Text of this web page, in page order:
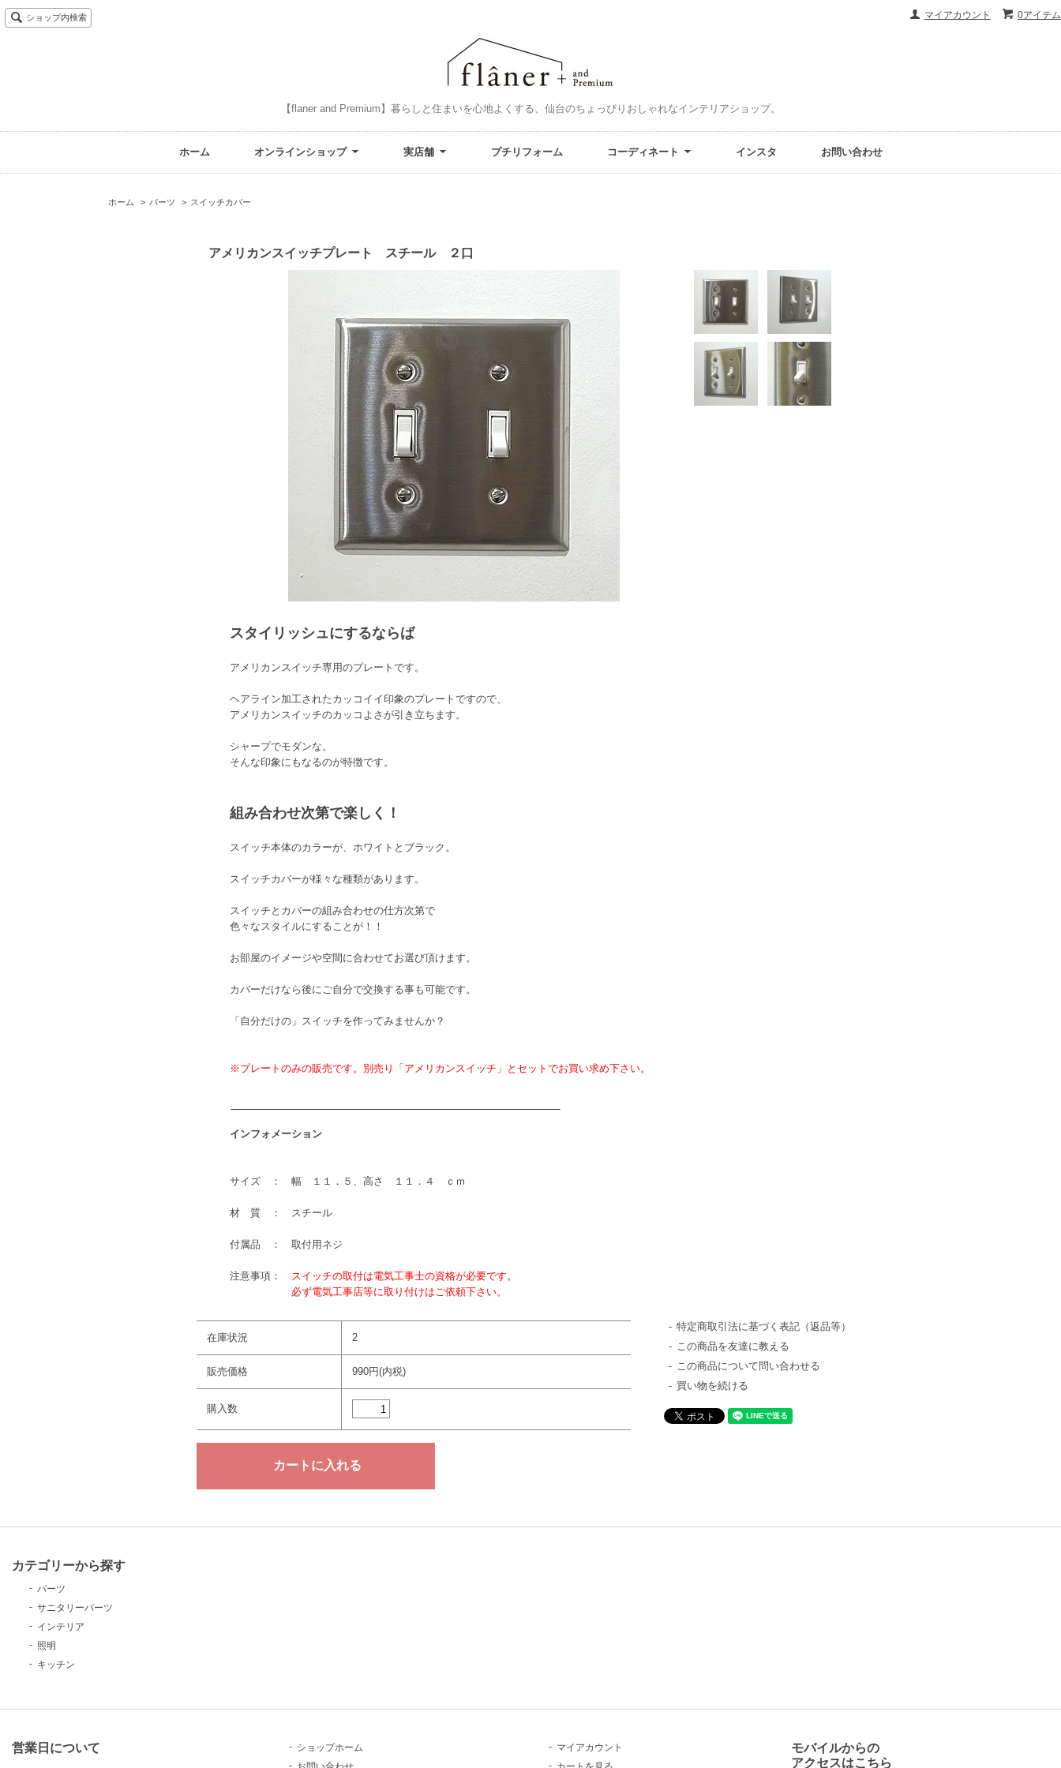
0アイテム
マイアカウント
ショップ内検索
【flaner and Premium】暮らしと住まいを心地よくする、仙台のちょっぴりおしゃれなインテリアショップ。
ホーム オンラインショップ 実店舗 プチリフォーム コーディネート インスタ お問い合わせ
ホーム > パーツ > スイッチカバー
アメリカンスイッチプレート スチール ２口
スタイリッシュにするならば
アメリカンスイッチ専用のプレートです。
ヘアライン加工されたカッコイイ印象のプレートですので、
アメリカンスイッチのカッコよさが引き立ちます。
シャープでモダンな。
そんな印象にもなるのが特徴です。
組み合わせ次第で楽しく！
スイッチ本体のカラーが、ホワイトとブラック。
スイッチカバーが様々な種類があります。
スイッチとカバーの組み合わせの仕方次第で
色々なスタイルにすることが！！
お部屋のイメージや空間に合わせてお選び頂けます。
カバーだけなら後にご自分で交換する事も可能です。
「自分だけの」スイッチを作ってみませんか？
※プレートのみの販売です。別売り「アメリカンスイッチ」とセットでお買い求め下さい。
インフォメーション
サイズ ： 幅 １１．５、高さ １１．４ ｃｍ
材 質 ： スチール
付属品 ： 取付用ネジ
注意事項：
スイッチの取付は電気工事士の資格が必要です。
必ず電気工事店等に取り付けはご依頼下さい。
在庫状況 2
販売価格 990円(内税)
購入数
特定商取引法に基づく表記（返品等）
この商品を友達に教える
この商品について問い合わせる
買い物を続ける
カテゴリーから探す
パーツ
サニタリーパーツ
インテリア
照明
キッチン
営業日について
ショップホーム
マイアカウント
モバイルからの
アクセスはこちら